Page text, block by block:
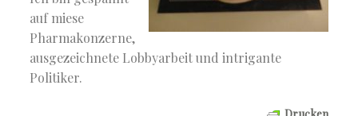
auf miese
Pharmakonzerne,
ausgezeichnete Lobbyarbeit und intrigante
Politiker.